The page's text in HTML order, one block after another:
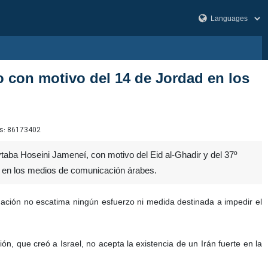
con motivo del 14 de Jordad en los
86173402
Hoseini Jameneí, con motivo del Eid al-Ghadir y del 37º
los medios de comunicación árabes.
no escatima ningún esfuerzo ni medida destinada a impedir el
que creó a Israel, no acepta la existencia de un Irán fuerte en la